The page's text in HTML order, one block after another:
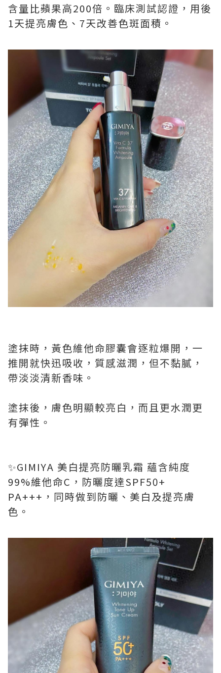
含量比蘋果高200倍。臨床測試認證，用後
1天提亮膚色、7天改善色斑面積。
塗抹時，黃色維他命膠囊會逐粒爆開，一
推開就快迅吸收，質感滋潤，但不黏膩，
帶淡淡清新香味。
塗抹後，膚色明顯較亮白，而且更水潤更
有彈性。
✨GIMIYA 美白提亮防曬乳霜 蘊含純度
99%維他命C，防曬度達SPF50+
PA+++，同時做到防曬、美白及提亮膚
色。